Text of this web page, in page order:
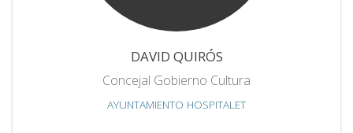
DAVID QUIRÓS
Concejal Gobierno Cultura
AYUNTAMIENTO HOSPITALET